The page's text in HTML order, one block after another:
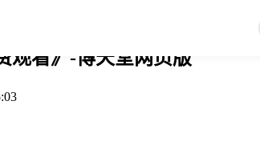
观看》-博天堂网页版